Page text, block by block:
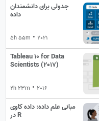
جدولی برای دانشمندان
داده
5h 55m •2021
Tableau 10 for Data
Scientists (2017)
2h 23m •2016
مبانی علم داده: داده کاوی
در R